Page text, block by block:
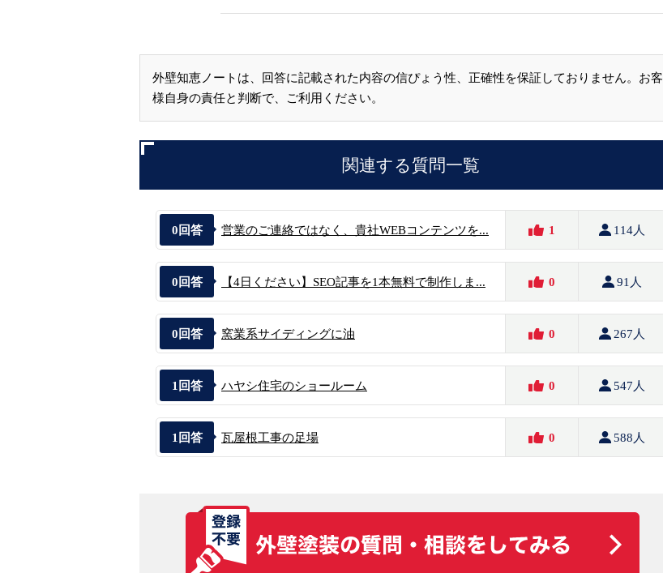
外壁知恵ノートは、回答に記載された内容の信ぴょう性、正確性を保証しておりません。お客
様自身の責任と判断で、ご利用ください。
関連する質問一覧
0 回答 営業のご連絡ではなく、貴社WEBコンテンツを... 1 114人
0 回答 【4日ください】SEO記事を1本無料で制作しま... 0 91人
0 回答 窯業系サイディングに油 0 267人
1 回答 ハヤシ住宅のショールーム 0 547人
1 回答 瓦屋根工事の足場 0 588人